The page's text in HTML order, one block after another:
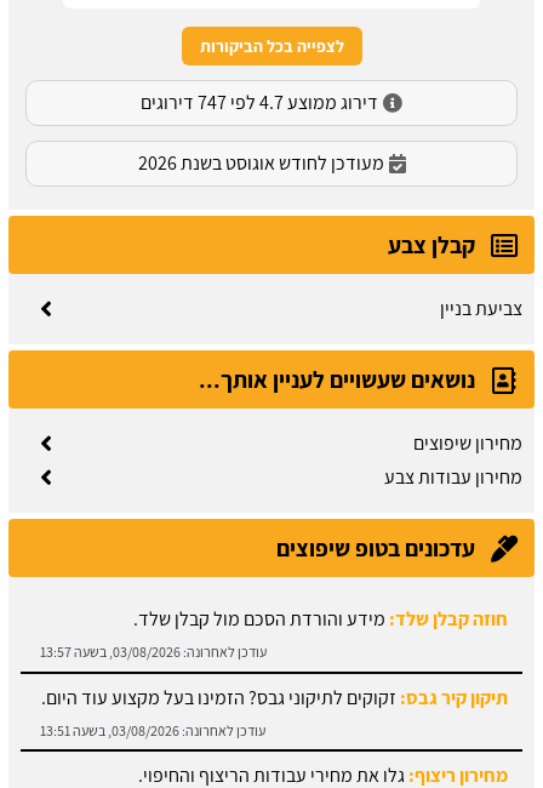
לצפייה בכל הביקורות
דירוג ממוצע 4.7 לפי 747 דירוגים
מעודכן לחודש אוגוסט בשנת 2026
קבלן צבע
צביעת בניין
נושאים שעשויים לעניין אותך...
מחירון שיפוצים
מחירון עבודות צבע
עדכונים בטופ שיפוצים
חוזה קבלן שלד: מידע והורדת הסכם מול קבלן שלד.
זקוקים לתיקוני גבס? הזמינו בעל מקצוע עוד היום.
גלו את מחירי עבודות הריצוף והחיפוי.